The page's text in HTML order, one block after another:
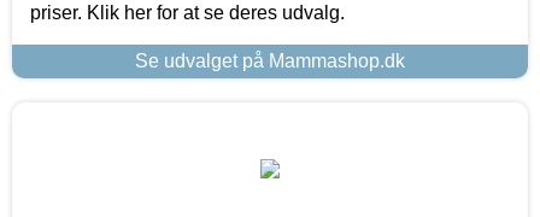
priser. Klik her for at se deres udvalg.
Se udvalget på Mammashop.dk